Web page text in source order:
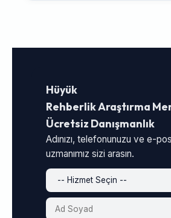
Hüyük
Rehberlik Araştırma
Ücretsiz Danışmanlık
Adınızı, telefonunuzu ve e-
uzmanımız sizi arasın.